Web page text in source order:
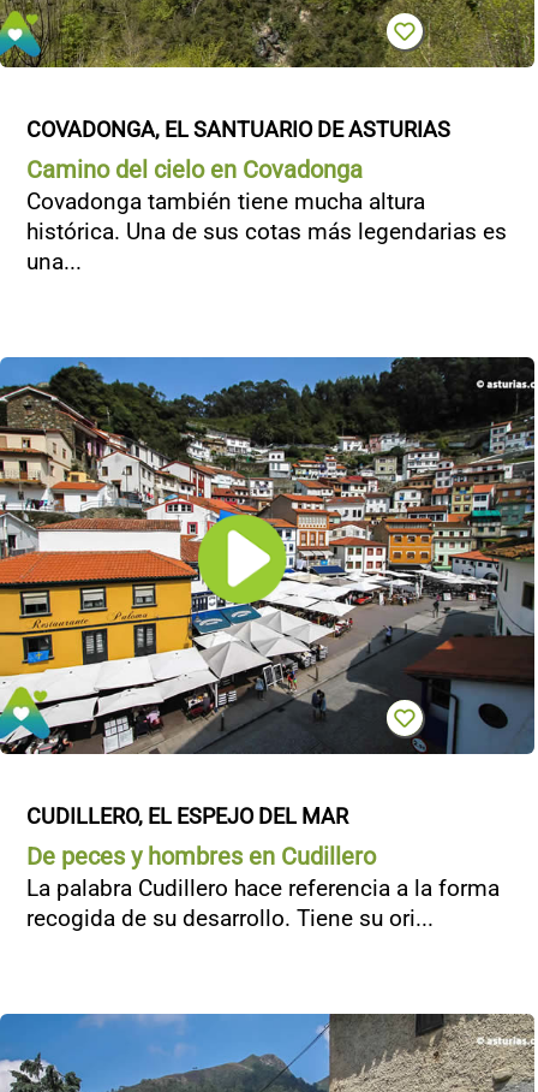
COVADONGA, EL SANTUARIO DE ASTURIAS
Camino del cielo en Covadonga
Covadonga también tiene mucha altura
histórica. Una de sus cotas más legendarias es
una...
CUDILLERO, EL ESPEJO DEL MAR
De peces y hombres en Cudillero
La palabra Cudillero hace referencia a la forma
recogida de su desarrollo. Tiene su ori...